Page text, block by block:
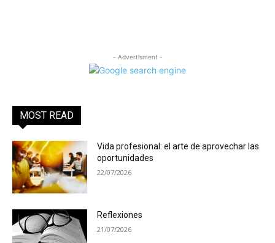
- Advertisment -
MOST READ
Vida profesional: el arte de aprovechar las
oportunidades
22/07/2026
Reflexiones
21/07/2026